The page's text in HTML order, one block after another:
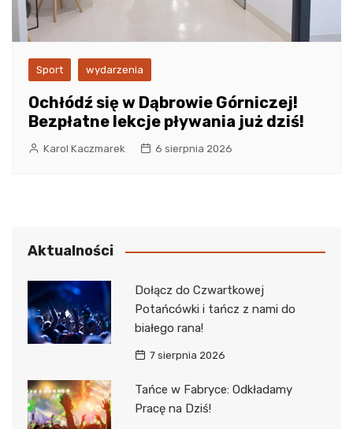
Sport wydarzenia
Ochłódź się w Dąbrowie Górniczej!
Bezpłatne lekcje pływania już dziś!
Karol Kaczmarek 6 sierpnia 2026
Aktualności
Dołącz do Czwartkowej
Potańcówki i tańcz z nami do
białego rana!
7 sierpnia 2026
Tańce w Fabryce: Odkładamy
Pracę na Dziś!